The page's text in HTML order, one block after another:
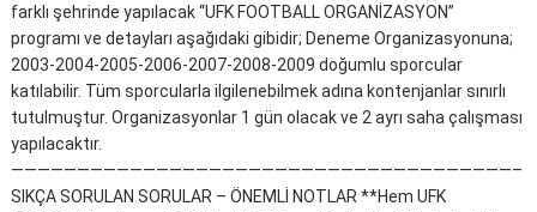
farklı şehrinde yapılacak “UFK FOOTBALL ORGANİZASYON”
programı ve detayları aşağıdaki gibidir; Deneme Organizasyonuna;
2003-2004-2005-2006-2007-2008-2009 doğumlu sporcular
katılabilir. Tüm sporcularla ilgilenebilmek adına kontenjanlar sınırlı
tutulmuştur. Organizasyonlar 1 gün olacak ve 2 ayrı saha çalışması
yapılacaktır.
——————————————————————————————————————–
SIKÇA SORULAN SORULAR – ÖNEMLİ NOTLAR **Hem UFK